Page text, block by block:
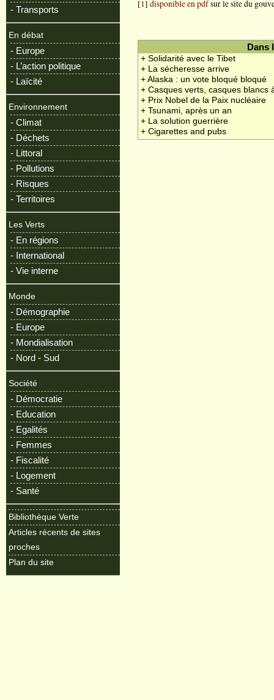
- Transports
En débat
- Europe
- L’action politique
- Laïcité
Environnement
- Climat
- Déchets
- Littoral
- Pollutions
- Risques
- Territoires
Les Verts
- En régions
- International
- Vie interne
Monde
- Démographie
- Europe
- Mondialisation
- Nord - Sud
Société
- Démocratie
- Education
- Egalités
- Femmes
- Fiscalité
- Logement
- Santé
Bibliothèque Verte
Articles récents de sites
proches
Plan du site
[1]disponible en pdfsur le site du
Dans
+ Solidarité avec le Tibet
+ La sécheresse arrive
+ Alaska : un vote bloqué bloqué
+ Casques verts, casques blancs
+ Prix Nobel de la Paix nucléaire
+ Tsunami, après un an
+ La solution guerrière
+ Cigarettes and pubs